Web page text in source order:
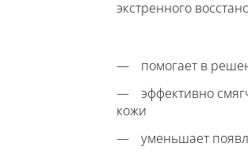
экстренного
помогает в
эффективно
кожи
уменьшает